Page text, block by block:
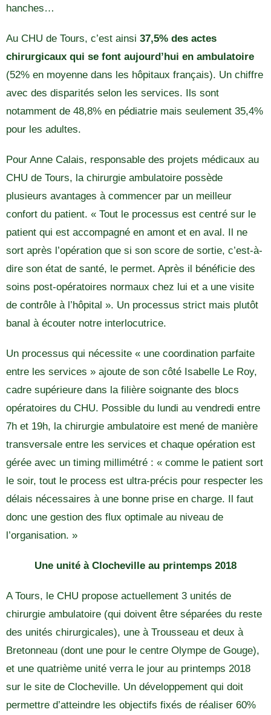
hanches…
Au CHU de Tours, c’est ainsi 37,5% des actes
chirurgicaux qui se font aujourd’hui en ambulatoire
(52% en moyenne dans les hôpitaux français). Un chiffre
avec des disparités selon les services. Ils sont
notamment de 48,8% en pédiatrie mais seulement 35,4%
pour les adultes.
Pour Anne Calais, responsable des projets médicaux au
CHU de Tours, la chirurgie ambulatoire possède
plusieurs avantages à commencer par un meilleur
confort du patient. « Tout le processus est centré sur le
patient qui est accompagné en amont et en aval. Il ne
sort après l’opération que si son score de sortie, c’est-à-
dire son état de santé, le permet. Après il bénéficie des
soins post-opératoires normaux chez lui et a une visite
de contrôle à l’hôpital ». Un processus strict mais plutôt
banal à écouter notre interlocutrice.
Un processus qui nécessite « une coordination parfaite
entre les services » ajoute de son côté Isabelle Le Roy,
cadre supérieure dans la filière soignante des blocs
opératoires du CHU. Possible du lundi au vendredi entre
7h et 19h, la chirurgie ambulatoire est mené de manière
transversale entre les services et chaque opération est
gérée avec un timing millimétré : « comme le patient sort
le soir, tout le process est ultra-précis pour respecter les
délais nécessaires à une bonne prise en charge. Il faut
donc une gestion des flux optimale au niveau de
l’organisation. »
Une unité à Clocheville au printemps 2018
A Tours, le CHU propose actuellement 3 unités de
chirurgie ambulatoire (qui doivent être séparées du reste
des unités chirurgicales), une à Trousseau et deux à
Bretonneau (dont une pour le centre Olympe de Gouge),
et une quatrième unité verra le jour au printemps 2018
sur le site de Clocheville. Un développement qui doit
permettre d’atteindre les objectifs fixés de réaliser 60%